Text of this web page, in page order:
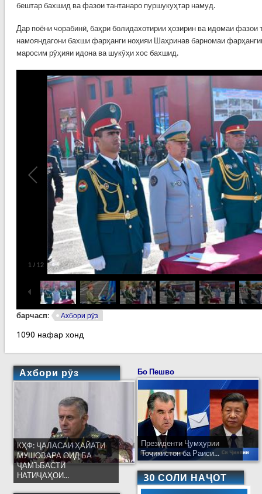
бештар бахшид ва фазои тантанаро пуршукуҳтар намуд.
Дар поёни чорабинӣ, баҳри болидахотирии ҳозирин ва идомаи фазои
намояндагони бахши фарҳанги ноҳияи Шаҳринав барномаи
маросим рӯҳияи идона ва шукӯҳи хос бахшид.
1 / 12
барчасп: Ахбори рӯз
1090 нафар хонд
Ахбори рӯз
КҲФ: ҶАЛАСАИ ҲАЙАТИ
МУШОВАРА ОИД БА
ҶАМЪБАСТИ
НАТИҶАҲОИ...
Бо Пешво
Президенти Ҷумҳурии
Тоҷикистон ба Раиси...
30 СОЛИ НАҶОТ